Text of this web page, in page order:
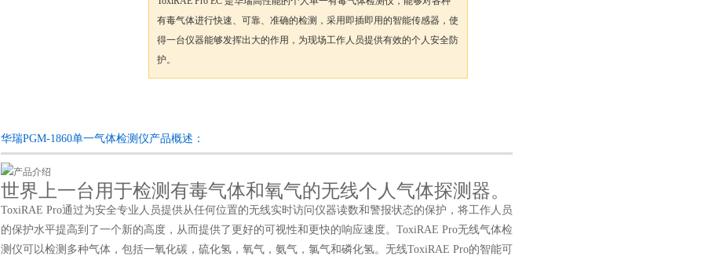
有毒气体进行快速、可靠、准确的检测，采用即插即用的智能传感器，使
得一台仪器能够发挥出大的作用，为现场工作人员提供有效的个人安全防
护。
华瑞PGM-1860单一气体检测仪产品概述：
世界上一台用于检测有毒气体和氧气的无线个人气体探测器。
ToxiRAE Pro通过为安全专业人员提供从任何位置的无线实时访问仪器读数和警报状态的保护，将工作人员
的保护水平提高到了一个新的高度，从而提供了更好的可视性和更快的响应速度。ToxiRAE Pro无线气体检
测仪可以检测多种气体，包括一氧化碳，硫化氢，氧气，氨气，氯气和磷化氢。无线ToxiRAE Pro的智能可